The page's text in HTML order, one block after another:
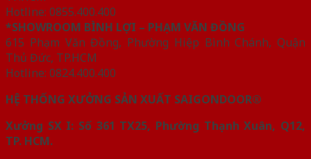
Hotline: 0855.400.400
*SHOWROOM BÌNH LỢI – PHẠM VĂN ĐỒNG
615 Phạm Văn Đồng, Phường Hiệp Bình Chánh, Quận
Thủ Đức, TP.HCM
Hotline: 0824.400.400
HỆ THỐNG XƯỞNG SẢN XUẤT SAIGONDOOR®
Xưởng SX I: Số 361 TX25, Phường Thạnh Xuân, Q12,
TP. HCM.